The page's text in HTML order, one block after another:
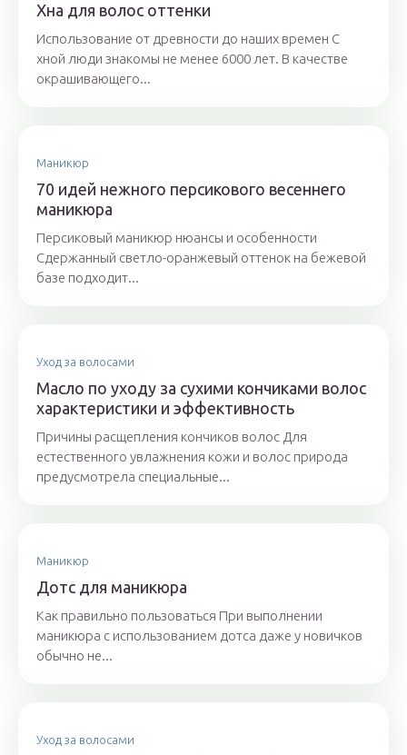
Хна для волос оттенки
Использование от древности до наших времен С
хной люди знакомы не менее 6000 лет. В качестве
окрашивающего...
Маникюр
70 идей нежного персикового весеннего
маникюра
Персиковый маникюр нюансы и особенности
Сдержанный светло-оранжевый оттенок на бежевой
базе подходит...
Уход за волосами
Масло по уходу за сухими кончиками волос
характеристики и эффективность
Причины расщепления кончиков волос Для
естественного увлажнения кожи и волос природа
предусмотрела специальные...
Маникюр
Дотс для маникюра
Как правильно пользоваться При выполнении
маникюра с использованием дотса даже у новичков
обычно не...
Уход за волосами